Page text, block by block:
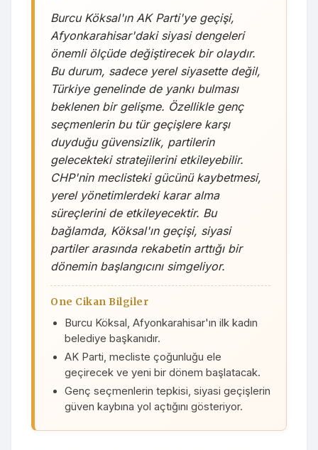
Burcu Köksal'ın AK Parti'ye geçişi,
Afyonkarahisar'daki siyasi dengeleri
önemli ölçüde değiştirecek bir olaydır.
Bu durum, sadece yerel siyasette değil,
Türkiye genelinde de yankı bulması
beklenen bir gelişme. Özellikle genç
seçmenlerin bu tür geçişlere karşı
duyduğu güvensizlik, partilerin
gelecekteki stratejilerini etkileyebilir.
CHP'nin meclisteki gücünü kaybetmesi,
yerel yönetimlerdeki karar alma
süreçlerini de etkileyecektir. Bu
bağlamda, Köksal'ın geçişi, siyasi
partiler arasında rekabetin arttığı bir
dönemin başlangıcını simgeliyor.
One Cikan Bilgiler
Burcu Köksal, Afyonkarahisar'ın ilk kadın
belediye başkanıdır.
AK Parti, mecliste çoğunluğu ele
geçirecek ve yeni bir dönem başlatacak.
Genç seçmenlerin tepkisi, siyasi geçişlerin
güven kaybına yol açtığını gösteriyor.